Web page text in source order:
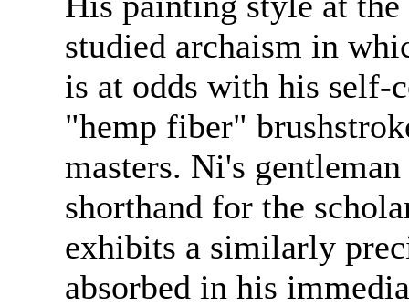
studied archaism in
is at odds with his self-
"hemp fiber"
masters. Ni's
shorthand for the
exhibits a similarly
absorbed in his